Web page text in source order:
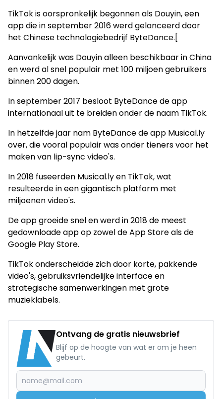
TikTok is oorspronkelijk begonnen als Douyin, een
app die in september 2016 werd gelanceerd door
het Chinese technologiebedrijf ByteDance.[
Aanvankelijk was Douyin alleen beschikbaar in China
en werd al snel populair met 100 miljoen gebruikers
binnen 200 dagen.
In september 2017 besloot ByteDance de app
internationaal uit te breiden onder de naam TikTok.
In hetzelfde jaar nam ByteDance de app Musical.ly
over, die vooral populair was onder tieners voor het
maken van lip-sync video's.
In 2018 fuseerden Musical.ly en TikTok, wat
resulteerde in een gigantisch platform met
miljoenen video's.
De app groeide snel en werd in 2018 de meest
gedownloade app op zowel de App Store als de
Google Play Store.
TikTok onderscheidde zich door korte, pakkende
video's, gebruiksvriendelijke interface en
strategische samenwerkingen met grote
muzieklabels.
Ontvang de gratis nieuwsbrief
Blijf op de hoogte van wat er om je heen
gebeurt.